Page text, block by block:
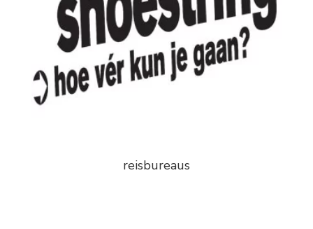
reisbureaus